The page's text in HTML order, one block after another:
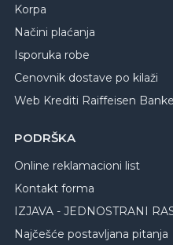
Korpa
Načini plaćanja
Isporuka robe
Cenovnik dostave po kilaži
Web Krediti Raiffeisen Banke
PODRŠKA
Online reklamacioni list
Kontakt forma
IZJAVA - JEDNOSTRANI
Najčešće postavljana pitanja